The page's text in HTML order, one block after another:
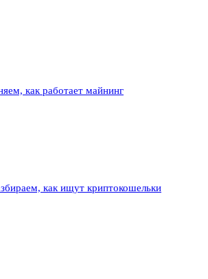
как работает майнинг
как ищут криптокошельки